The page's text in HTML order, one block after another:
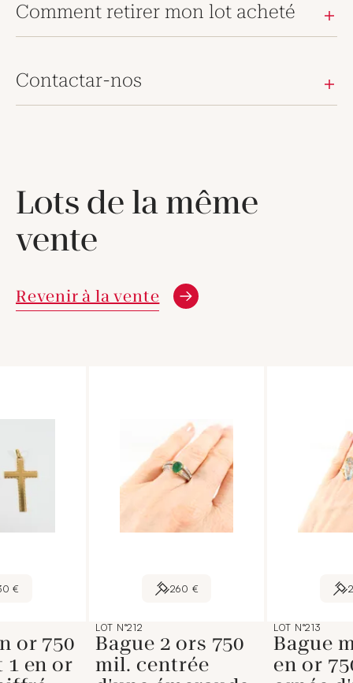
Comment retirer mon lot acheté
Contactar-nos
Lots de la même
vente
Revenir à la vente
€
or 750
en or
260 €
LOT N°212
Bague 2 ors 750
mil. centrée
LOT N°213
Bague
en or